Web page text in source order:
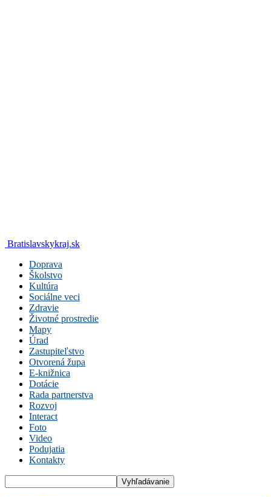
Bratislavskykraj.sk
Doprava
Školstvo
Kultúra
Sociálne veci
Zdravie
Životné prostredie
Mapy
Úrad
Zastupiteľstvo
Otvorená župa
E-knižnica
Dotácie
Rada partnerstva
Rozvoj
Interact
Foto
Video
Podujatia
Kontakty